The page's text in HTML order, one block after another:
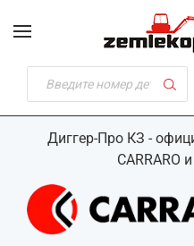
Диггер-Про КЗ -
CARRARO